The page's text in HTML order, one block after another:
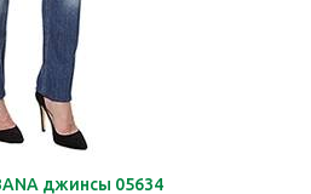
джинсы 05634